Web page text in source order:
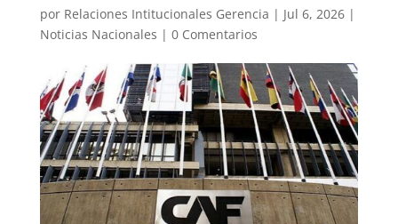
por Relaciones Intitucionales Gerencia | Jul 6, 2026|
Noticias Nacionales | 0 Comentarios